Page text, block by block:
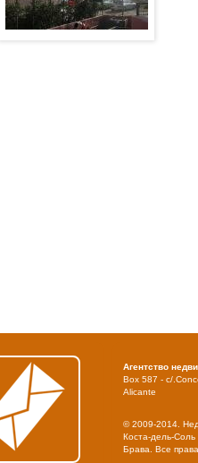
Агентство
Box 587 - c/
Alicante
© 2009-2014.
Коста-дель-
Брава. Все